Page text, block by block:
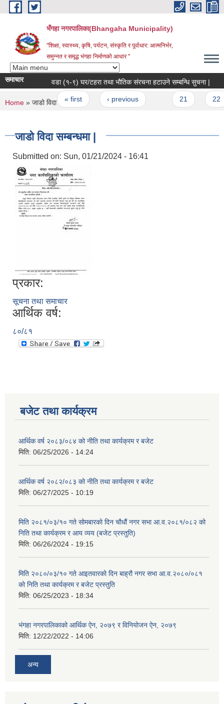
Skip to main content
भँगहा नगरपालिका(Bhangaha Municipality)
"शिक्षा, स्वास्थ्य, कृषि, पर्यटन, संस्कृति र पूर्वाधार: आत्मनिर्भर,
समुन्नत र समृद्ध भंगहा निर्माणको आधार "
समाचार वडा (१-९) घर/टहरा तथा भौतिक संरचना हटाउने सम्बन्धि सुचना |
Pages
« first ‹ previous
You are here
Home » जाडो विदा सम्बन्धमा |
जाडो विदा सम्बन्धमा |
Submitted on: Sun, 01/21/2024 - 16:41
प्रकार:
सूचना तथा समाचार
आर्थिक वर्ष:
८०/८१
बजेट तथा कार्यक्रम
आर्थिक वर्ष २०८३/०८४ को नीति तथा कार्यक्रम र बजेट
मिति: 06/25/2026 - 14:24
आर्थिक वर्ष २०८२/०८३ को नीति तथा कार्यक्रम र बजेट
मिति: 06/27/2025 - 10:19
मिति २०८१/०३/१० गते सोमबारको दिन चौधौं नगर सभा आ.व.२०८१/०८२ को
निति तथा कार्यक्रम र आय व्यय (बजेट प्रस्तुति)
मिति: 06/26/2024 - 19:15
मिति २०८०/०३/१० गते आइतवारको दिन बाह्रौ नगर सभा आ.व.२०८०/०८१
को निति तथा कार्यक्रम र बजेट प्रस्तुति
मिति: 06/25/2023 - 18:34
भंगहा नगरपालिकाको आर्थिक ऐन, २०७९ र विनियोजन ऐन, २०७९
मिति: 12/22/2022 - 14:06
अन्य